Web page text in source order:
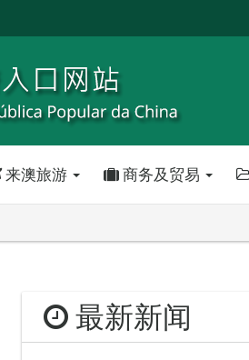
来澳旅游 商务及贸易
最新新闻